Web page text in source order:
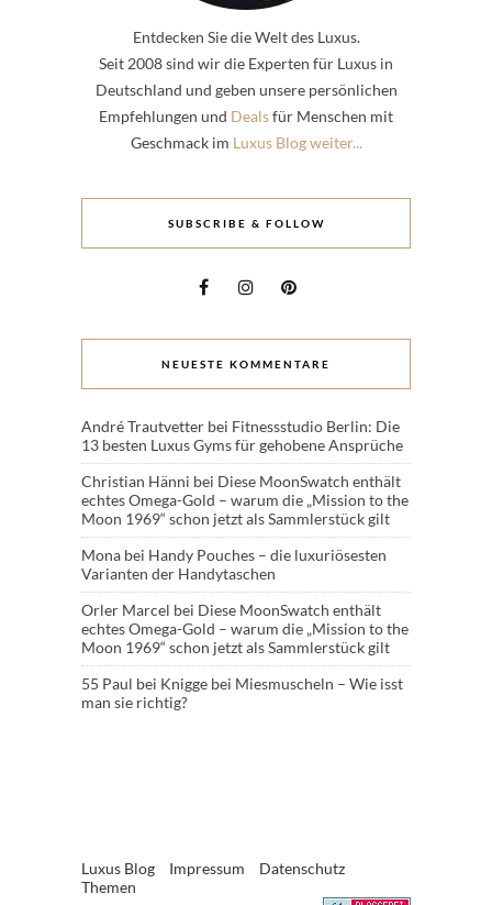
Entdecken Sie die Welt des Luxus.
Seit 2008 sind wir die Experten für Luxus in
Deutschland und geben unsere persönlichen
Empfehlungen und Dealsfür Menschen mit
Geschmack im Luxus Blog weiter...
SUBSCRIBE & FOLLOW
NEUESTE KOMMENTARE
André Trautvetter bei Fitnessstudio Berlin: Die
13 besten Luxus Gyms für gehobene Ansprüche
Christian Hänni bei Diese MoonSwatch enthält
echtes Omega-Gold – warum die „Mission to the
Moon 1969“ schon jetzt als Sammlerstück gilt
Mona bei Handy Pouches – die luxuriösesten
Varianten der Handytaschen
Orler Marcel bei Diese MoonSwatch enthält
echtes Omega-Gold – warum die „Mission to the
Moon 1969“ schon jetzt als Sammlerstück gilt
55 Paul bei Knigge bei Miesmuscheln – Wie isst
man sie richtig?
Luxus Blog Impressum
Datenschutz
Themen